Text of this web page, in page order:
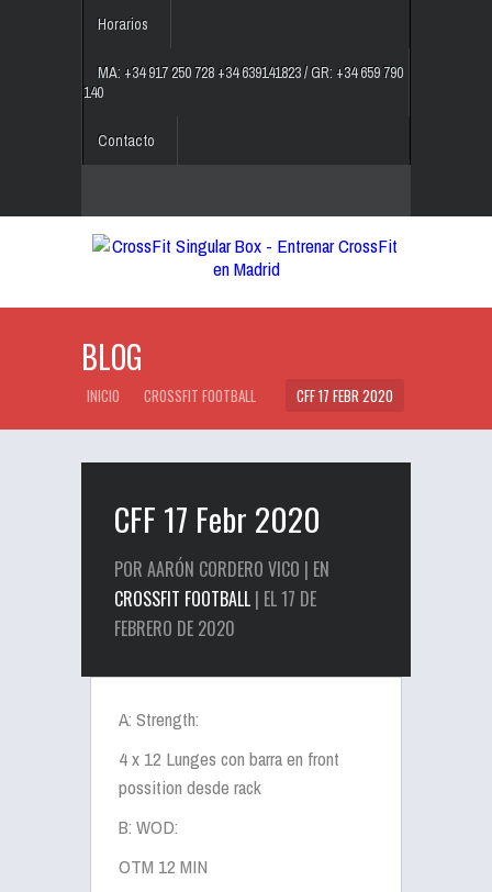
Horarios
MA: +34 917 250 728 +34 639141823 / GR: +34 659 790
140
Contacto
BLOG
INICIO CROSSFIT FOOTBALL CFF 17 FEBR 2020
CFF 17 Febr 2020
POR AARÓN CORDERO VICO | EN
CROSSFIT FOOTBALL | EL 17 DE
FEBRERO DE 2020
A: Strength:
4 x 12 Lunges con barra en front
possition desde rack
B: WOD:
OTM 12 MIN